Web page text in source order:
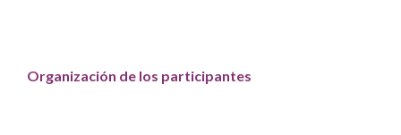
Organización de los participantes